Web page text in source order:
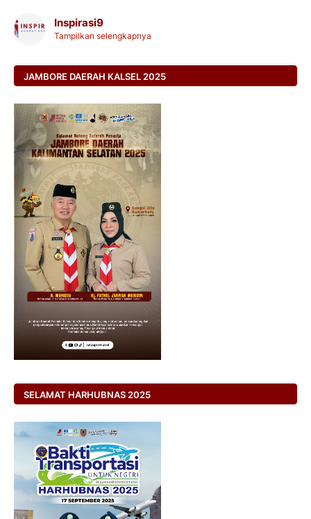
Inspirasi9
Tampilkan selengkapnya
JAMBORE DAERAH KALSEL 2025
SELAMAT HARHUBNAS 2025